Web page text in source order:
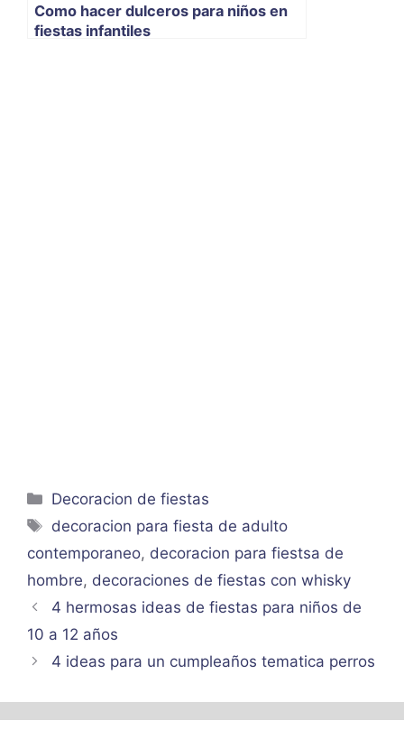
Como hacer dulceros para niños en
fiestas infantiles
Categorías
Decoracion de fiestas
Etiquetas
decoracion para fiesta de adulto
contemporaneo, decoracion para fiestsa de
hombre, decoraciones de fiestas con whisky
4 hermosas ideas de fiestas para niños de
10 a 12 años
4 ideas para un cumpleaños tematica perros